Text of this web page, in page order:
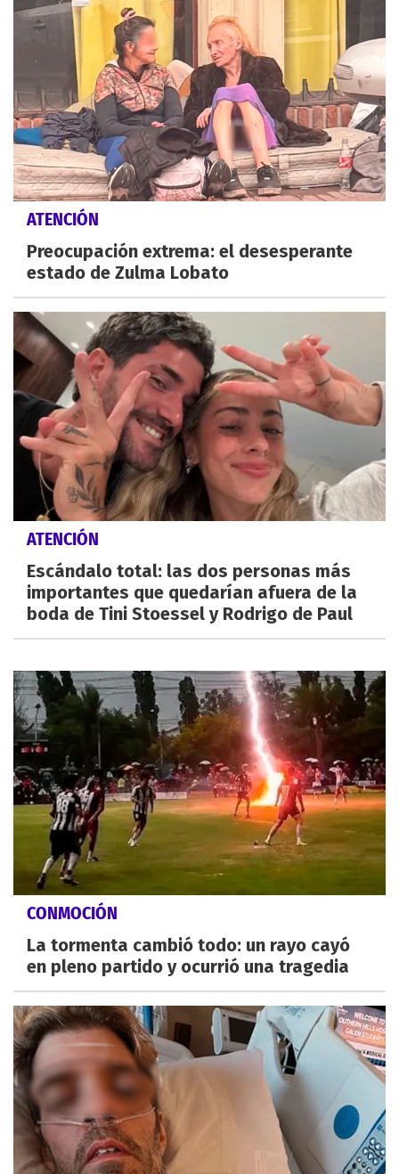
ATENCIÓN
Preocupación extrema: el desesperante
estado de Zulma Lobato
ATENCIÓN
Escándalo total: las dos personas más
importantes que quedarían afuera de la
boda de Tini Stoessel y Rodrigo de Paul
CONMOCIÓN
La tormenta cambió todo: un rayo cayó
en pleno partido y ocurrió una tragedia